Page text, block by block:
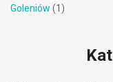
Goleniów (1)